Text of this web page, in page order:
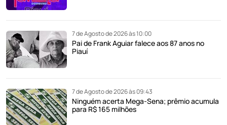
7 de Agosto de 2026 às 10:00
Pai de Frank Aguiar falece aos 87 anos no
Piauí
7 de Agosto de 2026 às 09:43
Ninguém acerta Mega-Sena; prêmio acumula
para R$ 165 milhões